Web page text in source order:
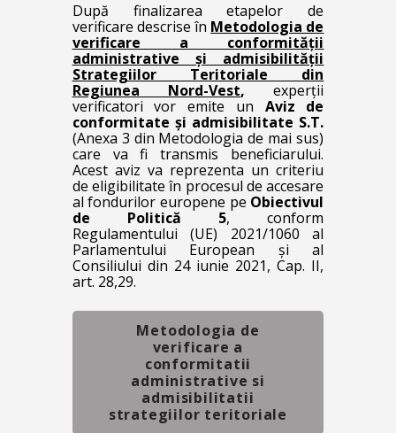
După finalizarea etapelor de
verificare descrise în Metodologia de
verificare a conformității
administrative și admisibilității
Strategiilor Teritoriale din
Regiunea Nord-Vest,experții
verificatori vor emite un Aviz de
conformitate și admisibilitate S.T.
(Anexa 3 din Metodologia de mai sus)
care va fi transmis beneficiarului.
Acest aviz va reprezenta un criteriu
de eligibilitate în procesul de accesare
al fondurilor europene pe Obiectivul
de Politică 5, conform
Regulamentului (UE) 2021/1060 al
Parlamentului European și al
Consiliului din 24 iunie 2021, Cap. II,
art. 28,29.
Metodologia de
verificare a
conformitatii
administrative si
admisibilitatii
strategiilor teritoriale